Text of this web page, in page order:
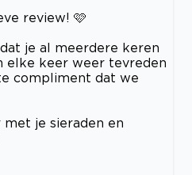
review! 🩷
je al meerdere keren
elke keer weer tevreden
compliment dat we
je sieraden en